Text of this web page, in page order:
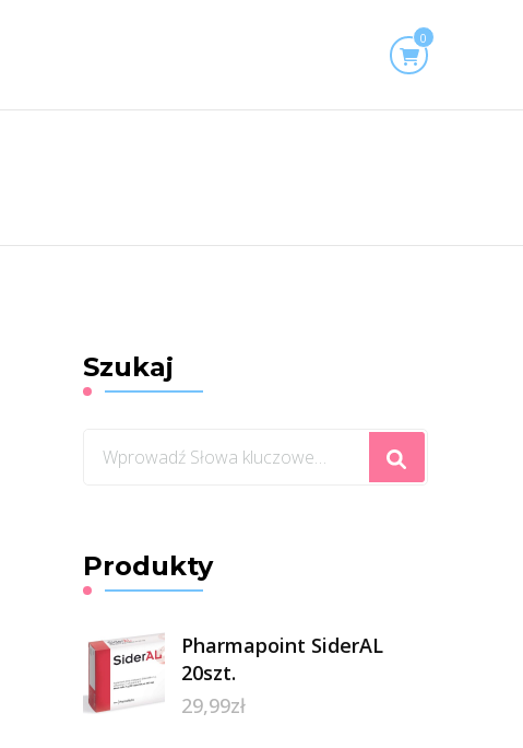
0
Szukaj
Szukasz
Produkty
Pharmapoint SiderAL
20szt.
29,99zł